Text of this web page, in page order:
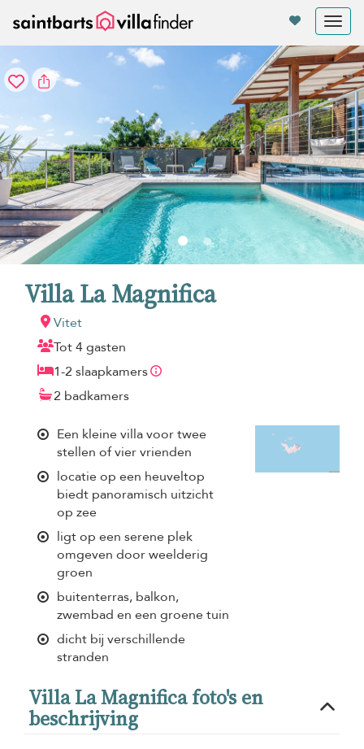
Villa La Magnifica
Vitet
Tot 4 gasten
1-2 slaapkamers
2 badkamers
Een kleine villa voor twee
stellen of vier vrienden
locatie op een heuveltop
biedt panoramisch uitzicht
op zee
ligt op een serene plek
omgeven door weelderig
groen
buitenterras, balkon,
zwembad en een groene tuin
dicht bij verschillende
stranden
Villa La Magnifica foto's en
beschrijving
Cookies beheer paneel